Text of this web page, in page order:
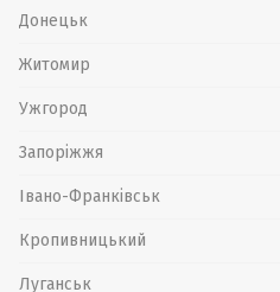
Донецьк
Житомир
Ужгород
Запоріжжя
Івано-Франківськ
Кропивницький
Луганськ